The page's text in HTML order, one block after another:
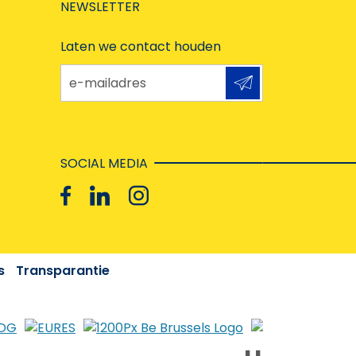
NEWSLETTER
Laten we contact houden
e-mailadres
SOCIAL MEDIA
Transparantie